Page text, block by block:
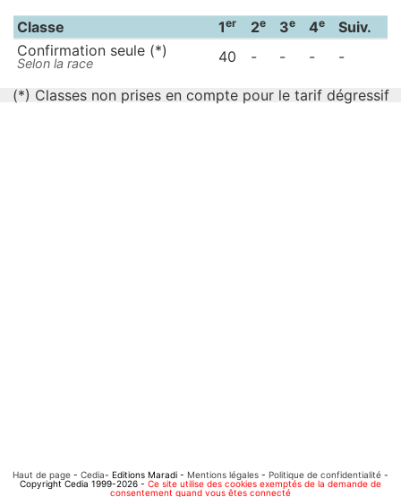
Classe 1er 2e 3e 4e
Suiv.
Confirmation seule (*)
Selon la race 40 - - - -
(*) Classes non prises en compte pour le tarif dégressif
Haut de page - Cedia- Editions Maradi - Mentions légales - Politique de confidentialité -
Copyright Cedia 1999-2026 - Ce site utilise des cookies exemptés de la demande de
consentement quand vous êtes connecté